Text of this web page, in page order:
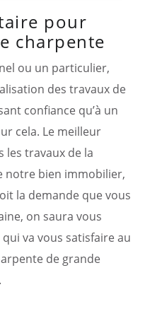
pour
charpente
ou un particulier,
des travaux de
confiance qu’à un
cela. Le meilleur
les travaux de la
notre bien immobilier,
la demande que vous
on saura vous
va vous satisfaire au
de grande